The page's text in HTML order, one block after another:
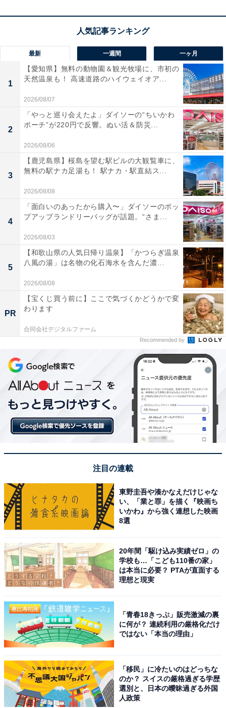
「柿野温泉あさひ荘」には、以下のような口コミが寄せ
られています。
ヌルッとした肌触りで体がしっかり温まる温泉が素
晴らしい
地元の旬な食材を活かした豪華な会席料理に大満足
スタッフの気さくで温かい丁寧な接客に心地よく過
アクセス・料金・宿泊情報は？
アクセス
最新 一週間 一ヶ月
1
【愛知県】無料の動物園＆観光牧場に、市初の
天然温泉も！ 高速道路のハイウェイオア...
2026/08/07
2
「やっと巡り会えたよ」ダイソーの“ちいかわ
ポーチ”が220円で反響。ぬい活＆防災...
2026/08/06
3
【鹿児島県】桜島を望む駅ビルの大観覧車に、
無料の駅ナカ足湯も！ 駅ナカ・駅直結ス...
2026/08/08
4
「面白いのあったから購入〜」ダイソーのポッ
プアップランドリーバッグが話題。“さま...
2026/08/03
5
【和歌山県の人気日帰り温泉】「かつらぎ温泉
八風の湯」は名物の化石海水を含んだ濃...
2026/08/08
PR
【宝くじ買う前に】ここで気づくかどうかで変
わります
合同会社デジタルファーム
Recommended by
注目の連載
東野圭吾や湊かなえだけじゃな
い、「業と罪」を描く『映画ち
いかわ』から強く連想した映画
8選
20年間「駆け込み実績ゼロ」の
学校も…「こども110番の家」
は本当に必要？ PTAが直面する
理想と現実
「青春18きっぷ」販売激減の裏
に何が？ 連続利用の厳格化だけ
ではない「本当の理由」
「移民」に冷たいのはどっちな
のか？ スイスの厳格過ぎる学歴
選別と、日本の曖昧過ぎる外国
人政策